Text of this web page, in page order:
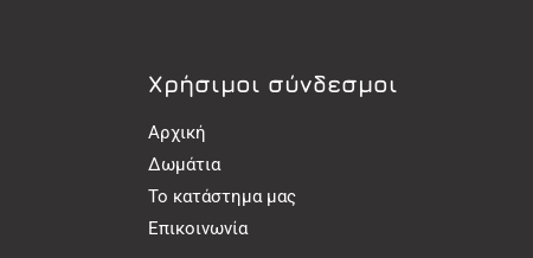
Χρήσιμοι σύνδεσμοι
Αρχική
Δωμάτια
Το κατάστημα μας
Επικοινωνία